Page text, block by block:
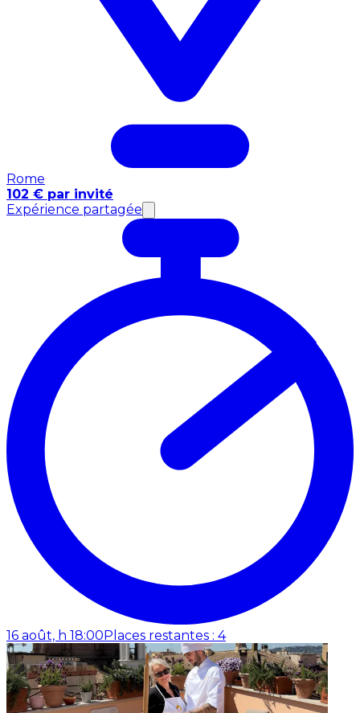
Rome
102 € par invité
Expérience partagée
16 août, h 18:00Places restantes : 4